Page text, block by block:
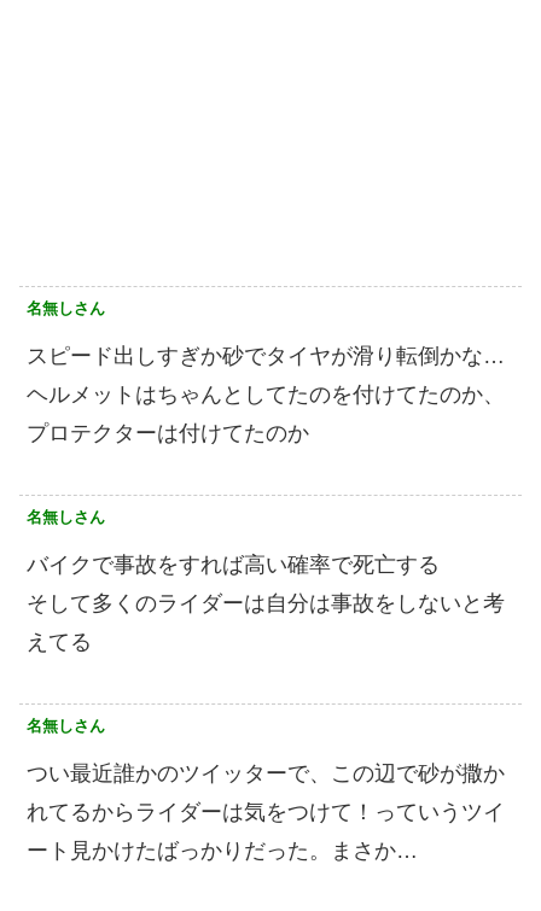
名無しさん
スピード出しすぎか砂でタイヤが滑り転倒かな…
ヘルメットはちゃんとしてたのを付けてたのか、
プロテクターは付けてたのか
名無しさん
バイクで事故をすれば高い確率で死亡する
そして多くのライダーは自分は事故をしないと考
えてる
名無しさん
つい最近誰かのツイッターで、この辺で砂が撒か
れてるからライダーは気をつけて！っていうツイ
ート見かけたばっかりだった。まさか…